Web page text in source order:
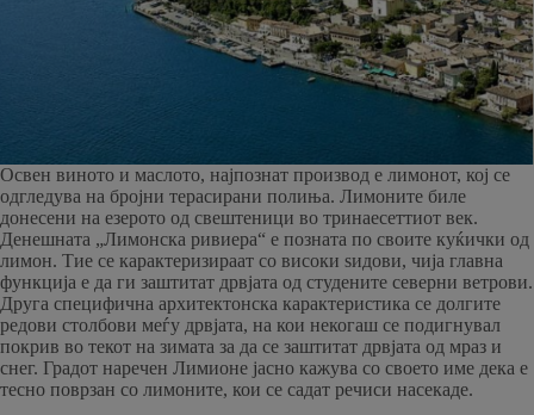
Освен виното и маслото, најпознат производ е лимонот, кој се
одгледува на бројни терасирани полиња. Лимоните биле
донесени на езерото од свештеници во тринаесеттиот век.
Денешната „Лимонска ривиера“ е позната по своите куќички од
лимон. Тие се карактеризираат со високи ѕидови, чија главна
функција е да ги заштитат дрвјата од студените северни ветрови.
Друга специфична архитектонска карактеристика се долгите
редови столбови меѓу дрвјата, на кои некогаш се подигнувал
покрив во текот на зимата за да се заштитат дрвјата од мраз и
снег. Градот наречен Лимионе јасно кажува со своето име дека е
тесно поврзан со лимоните, кои се садат речиси насекаде.